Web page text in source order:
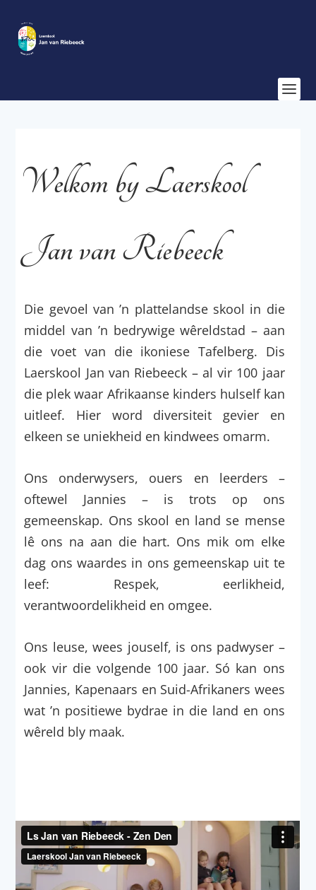
Welkom by Laerskool
Jan van Riebeeck
Die gevoel van ’n plattelandse skool in die
middel van ’n bedrywige wêreldstad – aan
die voet van die ikoniese Tafelberg. Dis
Laerskool Jan van Riebeeck – al vir 100 jaar
die plek waar Afrikaanse kinders hulself kan
uitleef. Hier word diversiteit gevier en
elkeen se uniekheid en kindwees omarm.
Ons onderwysers, ouers en leerders –
oftewel Jannies – is trots op ons
gemeenskap. Ons skool en land se mense
lê ons na aan die hart. Ons mik om elke
dag ons waardes in ons gemeenskap uit te
leef: Respek, eerlikheid,
verantwoordelikheid en omgee.
Ons leuse, wees jouself, is ons padwyser –
ook vir die volgende 100 jaar. Só kan ons
Jannies, Kapenaars en Suid-Afrikaners wees
wat ’n positiewe bydrae in die land en ons
wêreld bly maak.